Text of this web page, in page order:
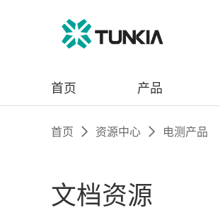
首页 产品
首页 资源中心 电测产品
文档资源